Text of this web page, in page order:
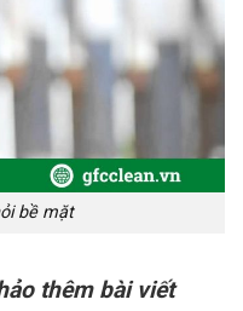
bề mặt
thêm bài viết